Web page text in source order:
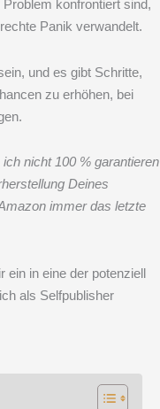
konfrontiert sind,
Panik verwandelt.
und es gibt Schritte,
zu erhöhen, bei
nicht 100 % garantieren
Deines
immer das letzte
ein in eine der potenziell
als Selfpublisher